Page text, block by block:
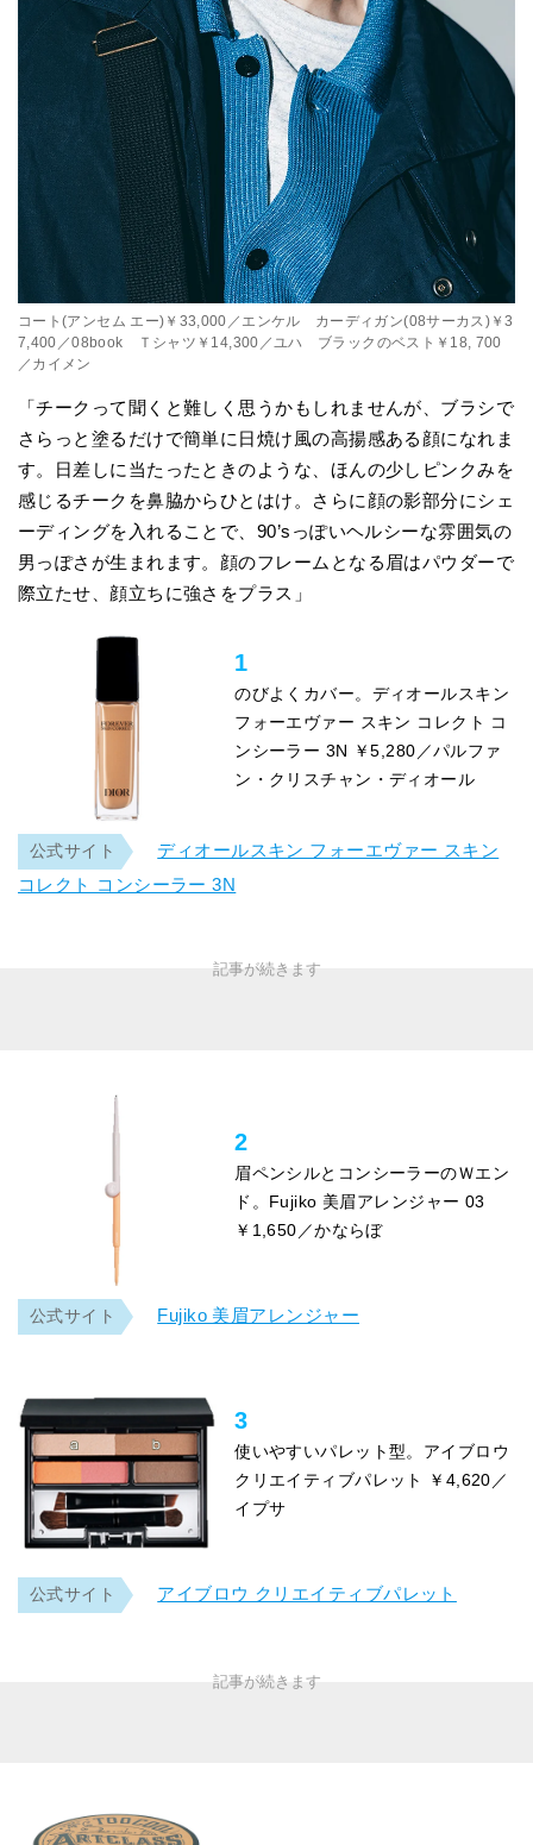
コート(アンセム エー)￥33,000／エンケル カーディガン(08サーカス)￥3
7,400／08book Ｔシャツ￥14,300／ユハ ブラックのベスト￥18, 700
／カイメン
「チークって聞くと難しく思うかもしれませんが、ブラシで
さらっと塗るだけで簡単に日焼け風の高揚感ある顔になれま
す。日差しに当たったときのような、ほんの少しピンクみを
感じるチークを鼻脇からひとはけ。さらに顔の影部分にシェ
ーディングを入れることで、90’sっぽいヘルシーな雰囲気の
男っぽさが生まれます。顔のフレームとなる眉はパウダーで
際立たせ、顔立ちに強さをプラス」
1
のびよくカバー。ディオールスキン
フォーエヴァー スキン コレクト コ
ンシーラー 3N ￥5,280／パルファ
ン・クリスチャン・ディオール
公式サイト
ディオールスキン フォーエヴァー スキン
コレクト コンシーラー 3N
2
眉ペンシルとコンシーラーのＷエン
ド。Fujiko 美眉アレンジャー 03
￥1,650／かならぼ
公式サイト Fujiko 美眉アレンジャー
3
使いやすいパレット型。アイブロウ
クリエイティブパレット ￥4,620／
イプサ
公式サイト アイブロウ クリエイティブパレット